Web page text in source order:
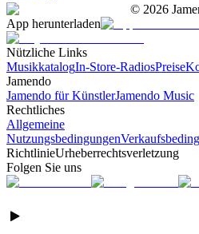
© 2026
App herunterladen
Nützliche Links
MusikkatalogIn-Store-RadiosPreise
Jamendo
Jamendo für KünstlerJamendo Music
Rechtliches
Allgemeine
Nutzungsbedingungen
RichtlinieUrheberrechtsverletzung
Folgen Sie uns